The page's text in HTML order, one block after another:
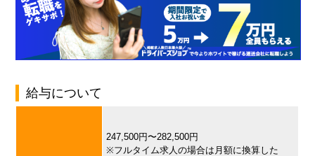
給与について
247,500円〜282,500円
※フルタイム求人の場合は月額に換算した